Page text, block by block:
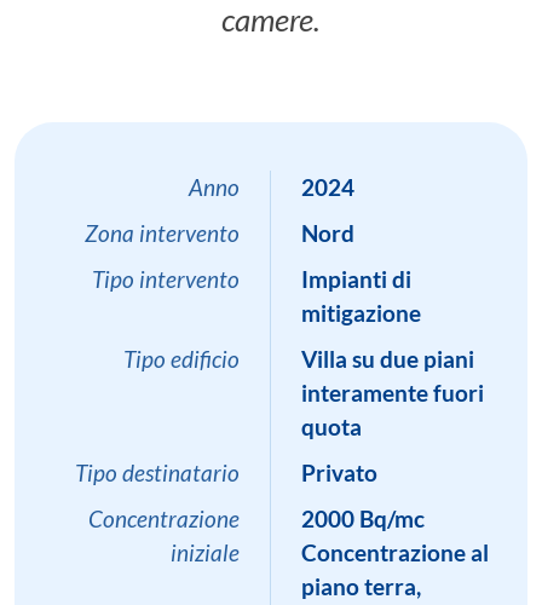
camere.
Anno
2024
Zona intervento
Nord
Tipo intervento
Impianti di
mitigazione
Tipo edificio
Villa su due piani
interamente fuori
quota
Tipo destinatario
Privato
Concentrazione
iniziale
2000 Bq/mc
Concentrazione al
piano terra,